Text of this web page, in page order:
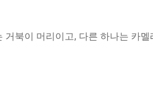
북이 머리이고, 다른 하나는 카